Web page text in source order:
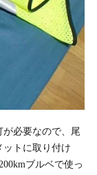
が必要なので、尾
ットに取り付け
ブルベで使っ